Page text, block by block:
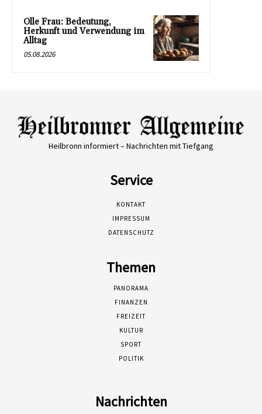
Olle Frau: Bedeutung,
Herkunft und Verwendung im
Alltag
05.08.2026
Heilbronn informiert – Nachrichten mit Tiefgang
Service
KONTAKT
IMPRESSUM
DATENSCHUTZ
Themen
PANORAMA
FINANZEN
FREIZEIT
KULTUR
SPORT
POLITIK
Nachrichten